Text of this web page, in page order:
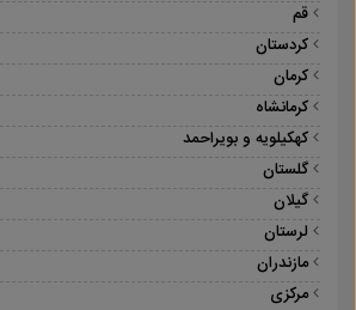
قم
کردستان
کرمان
کرمانشاه
کهکیلویه و بویراحمد
گلستان
گیلان
لرستان
مازندران
مرکزی